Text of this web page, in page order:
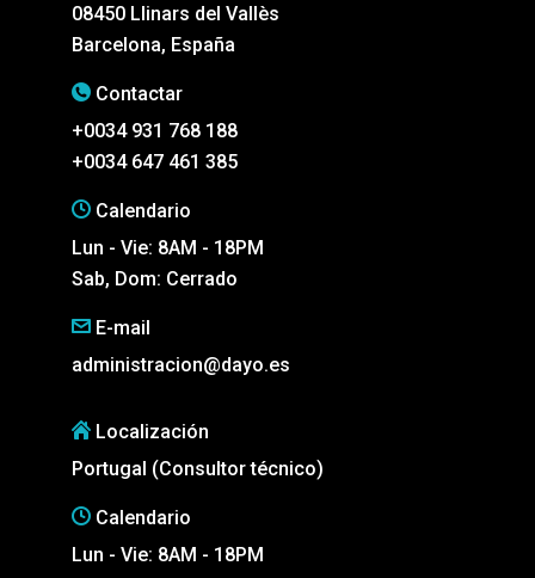
08450 Llinars del Vallès
Barcelona, España
Contactar
+0034 931 768 188
+0034 647 461 385
Calendario
Lun - Vie: 8AM - 18PM
Sab, Dom: Cerrado
E-mail
administracion@dayo.es
Localización
Portugal (Consultor técnico)
Calendario
Lun - Vie: 8AM - 18PM